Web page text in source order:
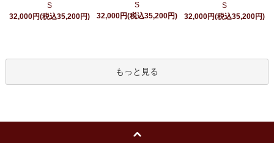
S
32,000円(税込35,200円)
S
32,000円(税込35,200円)
S
32,000円(税込35,200円)
もっと見る